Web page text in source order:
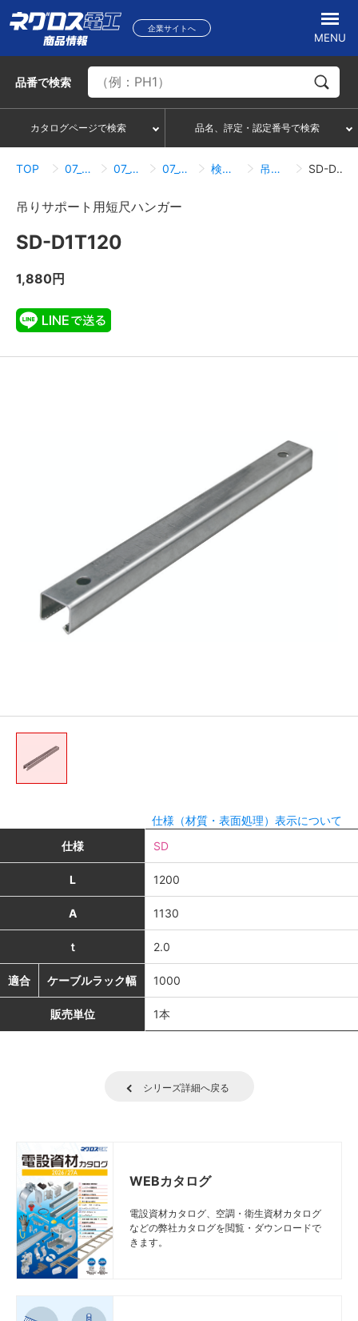
企業サイトへ
MENU
品番で検索
カタログページで検索 品名、評定・認定番号で検索
TOP 07_ハンガー・サポートシステム 07_01_ダクターチャンネル 07_01_03_吊りサポート用短尺ハンガー 検索結果一覧 吊りサポート用短尺ハンガー SD-D1T120
吊りサポート用短尺ハンガー
SD-D1T120
1,880円
仕様（材質・表面処理）表示について
仕様
SD
L 1200
A 1130
ｔ 2.0
適合 ケーブルラック幅 1000
販売単位 1本
シリーズ詳細へ戻る
WEBカタログ
電設資材カタログ、空調・衛生資材カタログ
などの弊社カタログを閲覧・ダウンロードで
きます。